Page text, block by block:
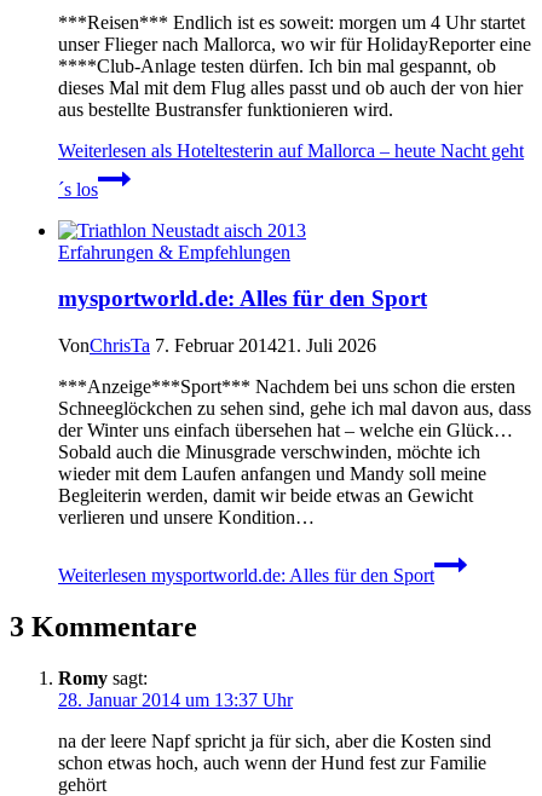
***Reisen*** Endlich ist es soweit: morgen um 4 Uhr startet
unser Flieger nach Mallorca, wo wir für HolidayReporter eine
****Club-Anlage testen dürfen. Ich bin mal gespannt, ob
dieses Mal mit dem Flug alles passt und ob auch der von hier
aus bestellte Bustransfer funktionieren wird.
Weiterlesen als Hoteltesterin auf Mallorca – heute Nacht geht
´s los
Erfahrungen & Empfehlungen
mysportworld.de: Alles für den Sport
VonChrisTa 7. Februar 201421. Juli 2026
***Anzeige***Sport*** Nachdem bei uns schon die ersten
Schneeglöckchen zu sehen sind, gehe ich mal davon aus, dass
der Winter uns einfach übersehen hat – welche ein Glück…
Sobald auch die Minusgrade verschwinden, möchte ich
wieder mit dem Laufen anfangen und Mandy soll meine
Begleiterin werden, damit wir beide etwas an Gewicht
verlieren und unsere Kondition…
Weiterlesen mysportworld.de: Alles für den Sport
3 Kommentare
Romy sagt:
28. Januar 2014 um 13:37 Uhr
na der leere Napf spricht ja für sich, aber die Kosten sind
schon etwas hoch, auch wenn der Hund fest zur Familie
gehört